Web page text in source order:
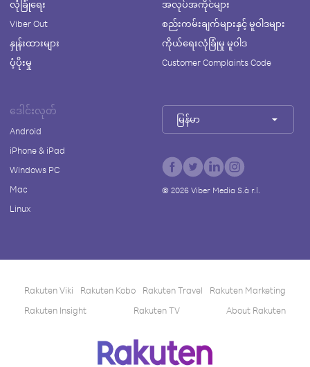
လုံခြုံရေး
Viber Out
နှုန်းထားများ
ပံ့ပိုးမှု
အလုပ်အကိုင်များ
စည်းကမ်းချက်များနှင့် မူဝါဒများ
ကိုယ်ရေးလုံခြုံမှု မူဝါဒ
Customer Complaints Code
ဒေါင်းလုတ်
Android
iPhone & iPad
Windows PC
Mac
Linux
မြန်မာ
© 2026Viber Media S.à r.l.
Rakuten Viki Rakuten Kobo Rakuten Travel
Rakuten Marketing
Rakuten Insight
Rakuten TV About Rakuten